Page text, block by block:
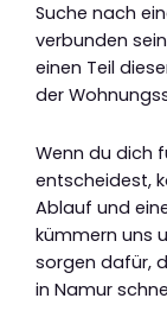
Suche nach
verbunden
einen Teil
der
Wenn du dich
entscheidest,
Ablauf und
kümmern uns
sorgen dafür,
in Namur